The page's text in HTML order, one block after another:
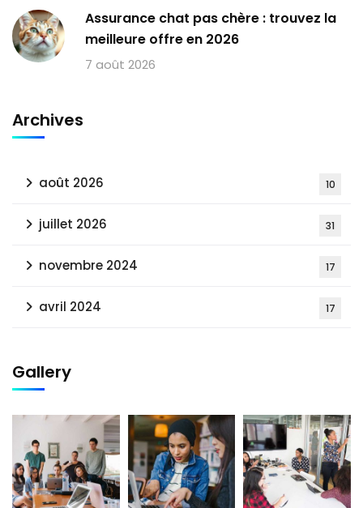
Assurance chat pas chère : trouvez la
meilleure offre en 2026
7 août 2026
Archives
août 2026 10
juillet 2026 31
novembre 2024 17
avril 2024 17
Gallery